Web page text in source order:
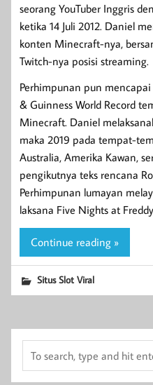
seorang YouTuber Inggris
ketika 14 Juli 2012. Daniel
konten Minecraft-nya,
Twitch-nya posisi streaming.
Perhimpunan pun mencapai
& Guinness World Record
Minecraft. Daniel
maka 2019 pada tempat-
Australia, Amerika Kawan,
pengikutnya teks rencana
Perhimpunan lumayan
laksana Five Nights at
Continue reading »
Situs Slot Viral